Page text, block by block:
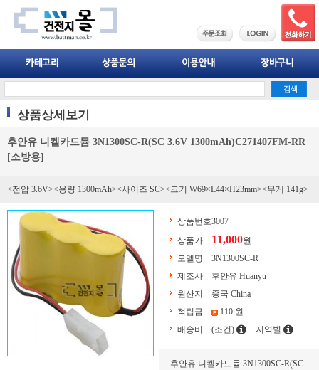
상품상세보기
후안유 니켈카드뮴 3N1300SC-R(SC 3.6V 1300mAh)C271407FM-RR
[소방용]
<전압 3.6V><용량 1300mAh><사이즈 SC><크기 W69×L44×H23mm><무게 141g>
상품번호3007
상품가
11,000원
모델명
3N1300SC-R
제조사
후안유 Huanyu
원산지
중국 China
적립금
110 원
배송비
(조건) 지역별
후안유 니켈카드뮴 3N1300SC-R(SC